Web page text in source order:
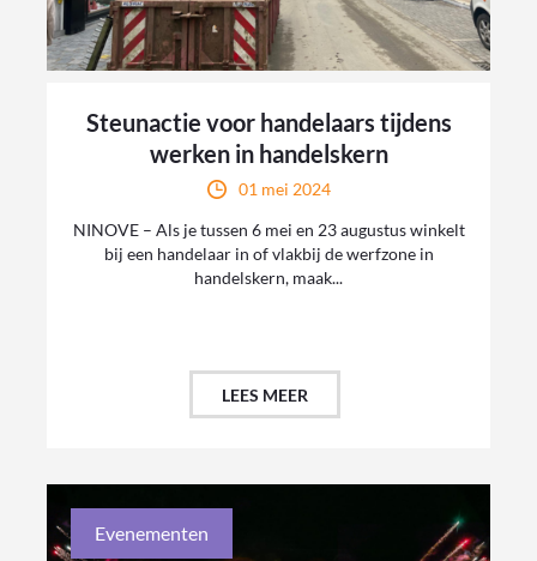
Steunactie voor handelaars tijdens
werken in handelskern
01 mei 2024
NINOVE – Als je tussen 6 mei en 23 augustus winkelt
bij een handelaar in of vlakbij de werfzone in
handelskern, maak...
LEES MEER
Evenementen